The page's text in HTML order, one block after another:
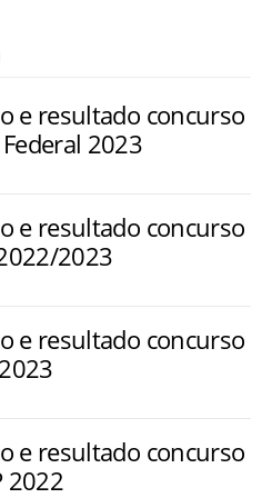
e resultado concurso
2023
e resultado concurso
2023
e resultado concurso
e resultado concurso
2022